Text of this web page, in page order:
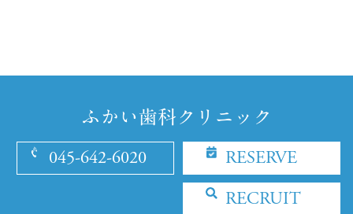
045-642-6020
RESERVE
RECRUIT